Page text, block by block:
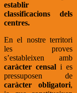
establir
classificacions dels
centres.
En el nostre territori
les proves
s’estableixen amb
caràcter censal i es
pressuposen de
caràcter obligatori,